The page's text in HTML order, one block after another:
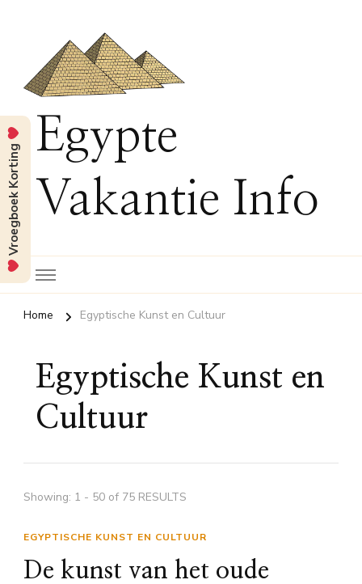
Egypte
Vakantie Info
Home Egyptische Kunst en Cultuur
Egyptische Kunst en
Cultuur
Showing: 1 - 50 of 75 RESULTS
EGYPTISCHE KUNST EN CULTUUR
De kunst van het oude
Vroegboek Korting